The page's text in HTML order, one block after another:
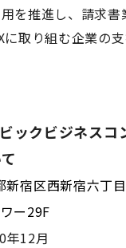
を推進し、請求書
取り組む企業の
ックビジネスコ
新宿区西新宿六丁
ー29F
12月